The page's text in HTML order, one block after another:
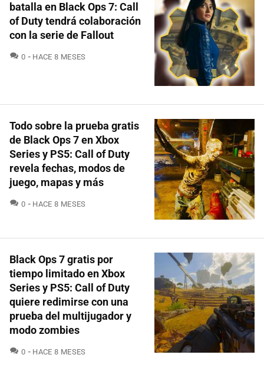
batalla en Black Ops 7: Call
of Duty tendrá colaboración
con la serie de Fallout
0 COMENTARIOS
HACE 8 MESES
Todo sobre la prueba gratis
de Black Ops 7 en Xbox
Series y PS5: Call of Duty
revela fechas, modos de
juego, mapas y más
0 COMENTARIOS
HACE 8 MESES
Black Ops 7 gratis por
tiempo limitado en Xbox
Series y PS5: Call of Duty
quiere redimirse con una
prueba del multijugador y
modo zombies
0 COMENTARIOS
HACE 8 MESES